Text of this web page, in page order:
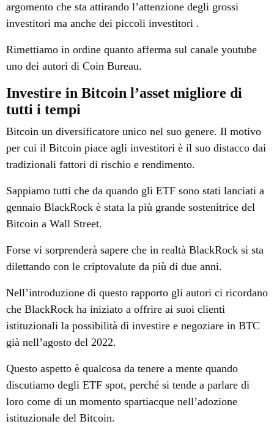
argomento che sta attirando l’attenzione degli grossi
investitori ma anche dei piccoli investitori .
Rimettiamo in ordine quanto afferma sul canale youtube
uno dei autori di Coin Bureau.
Investire in Bitcoin l’asset migliore di
tutti i tempi
Bitcoin un diversificatore unico nel suo genere. Il motivo
per cui il Bitcoin piace agli investitori è il suo distacco dai
tradizionali fattori di rischio e rendimento.
Sappiamo tutti che da quando gli ETF sono stati lanciati a
gennaio BlackRock è stata la più grande sostenitrice del
Bitcoin a Wall Street.
Forse vi sorprenderà sapere che in realtà BlackRock si sta
dilettando con le criptovalute da più di due anni.
Nell’introduzione di questo rapporto gli autori ci ricordano
che BlackRock ha iniziato a offrire ai suoi clienti
istituzionali la possibilità di investire e negoziare in BTC
già nell’agosto del 2022.
Questo aspetto è qualcosa da tenere a mente quando
discutiamo degli ETF spot, perché si tende a parlare di
loro come di un momento spartiacque nell’adozione
istituzionale del Bitcoin.